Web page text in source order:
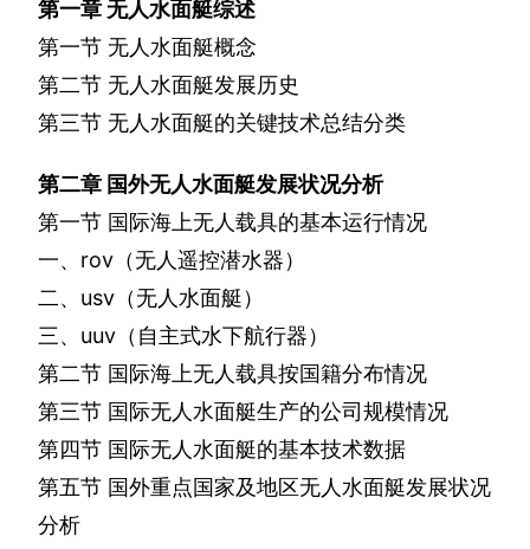
第一章无人水面艇综述
第一节 无人水面艇概念
第二节 无人水面艇发展历史
第三节 无人水面艇的关键技术总结分类
第二章 国外无人水面艇发展状况分析
第一节 国际海上无人载具的基本运行情况
一、 rov （无人遥控潜水器）
二、 usv （无人水面艇）
三、 uuv （自主式水下航行器）
第二节 国际海上无人载具按国籍分布情况
第三节 国际无人水面艇生产的公司规模情况
第四节 国际无人水面艇的基本技术数据
第五节 国外重点国家及地区无人水面艇发展状况
分析